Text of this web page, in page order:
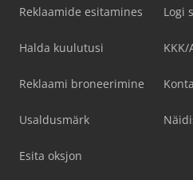
Reklaamide esitamines
Halda kuulutusi
Reklaami broneerimine
Usaldusmärk
Esita oksjon
Logi
KKK/